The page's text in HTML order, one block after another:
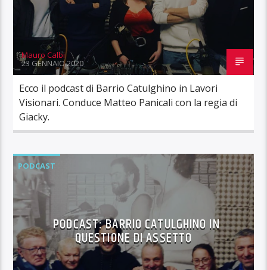
Mauro Calbi
23 GENNAIO 2020
Ecco il podcast di Barrio Catulghino in Lavori
Visionari. Conduce Matteo Panicali con la regia di
Giacky.
PODCAST
PODCAST: BARRIO CATULGHINO IN
QUESTIONE DI ASSETTO